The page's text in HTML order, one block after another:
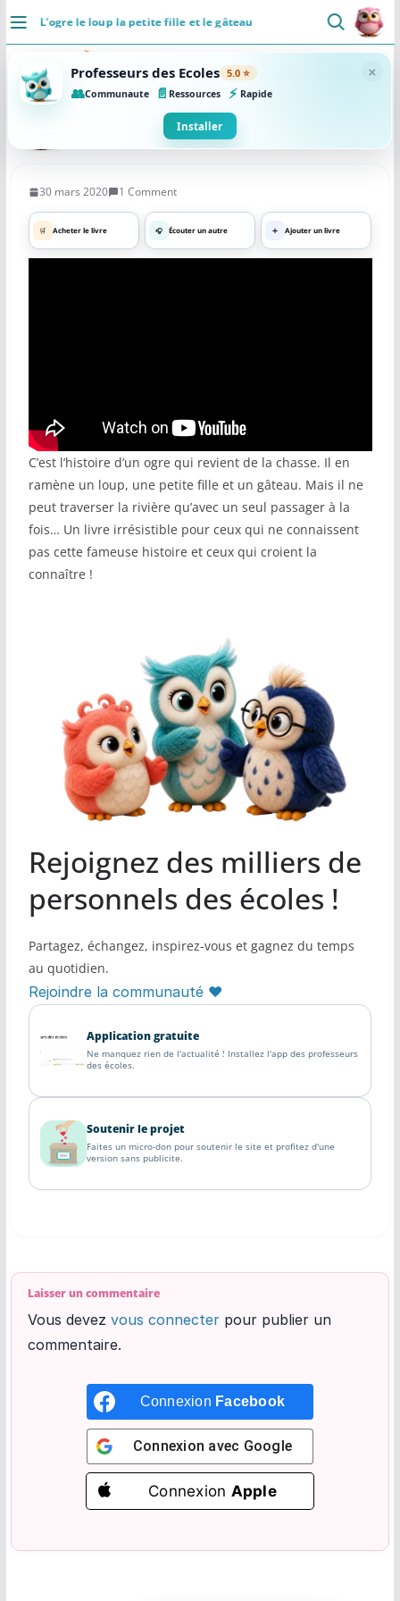
PasserL’ogre le loup la petite fille et le gâteau
DÉCOUVRIR
Accueil
Ressources
COMMUNAUTÉ
Groupes
Forum
Petites annonces
Contact
30 mars 2020 1 Comment
🛒 Acheter le livre 🎧 Écouter un autre ➕ Ajouter un livre
C’est l’histoire d’un ogre qui revient de la chasse. Il en
ramène un loup, une petite fille et un gâteau. Mais il ne
peut traverser la rivière qu’avec un seul passager à la
fois… Un livre irrésistible pour ceux qui ne connaissent
pas cette fameuse histoire et ceux qui croient la
connaître !
Rejoignez des milliers de
personnels des écoles !
Partagez, échangez, inspirez-vous et gagnez du temps
au quotidien.
Rejoindre la communauté ♥
Application gratuite
Ne manquez rien de l'actualité ! Installez l'app des professeurs
des écoles.
Soutenir le projet
Faites un micro-don pour soutenir le site et profitez d'une
version sans publicite.
Laisser un commentaire
Vous devez vous connecterpour publier un
commentaire.
Connexion Facebook
Connexion avec Google
Connexion Apple
Professeurs des Ecoles 5.0 ⭐
👥Communaute 📄 Ressources ⚡ Rapide
×
Installer